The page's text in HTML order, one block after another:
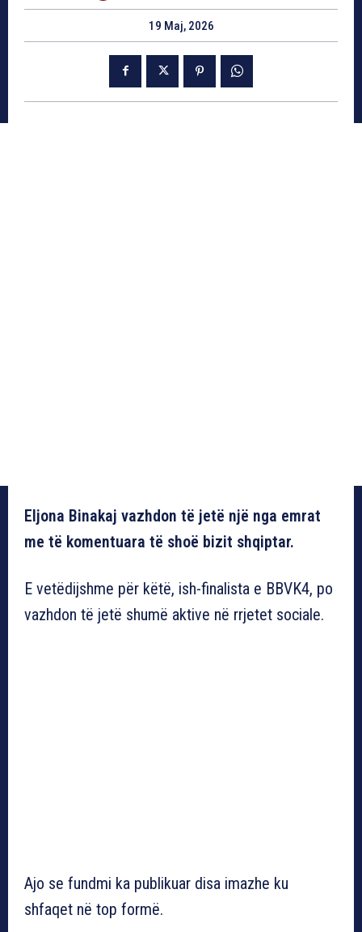
19 Maj, 2026
Eljona Binakaj vazhdon të jetë një nga emrat
me të komentuara të shoë bizit shqiptar.
E vetëdijshme për këtë, ish-finalista e BBVK4, po
vazhdon të jetë shumë aktive në rrjetet sociale.
Ajo se fundmi ka publikuar disa imazhe ku
shfaqet në top formë.